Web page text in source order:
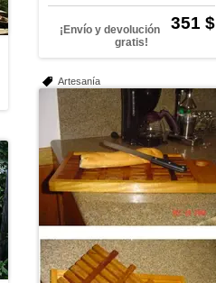
351 $
¡Envío y devolución
gratis!
Artesanía